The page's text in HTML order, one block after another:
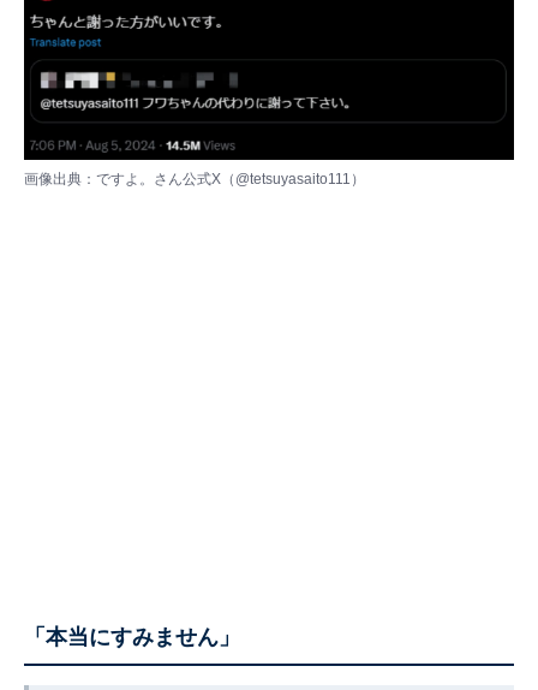
画像出典：ですよ。さん公式X（ @tetsuyasaito111 ）
「本当にすみません」